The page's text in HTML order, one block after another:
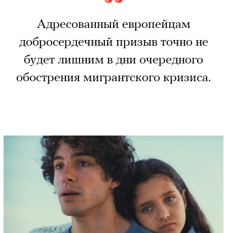
Адресованный европейцам
добросердечный призыв точно не
будет лишним в дни очередного
обострения мигрантского кризиса.